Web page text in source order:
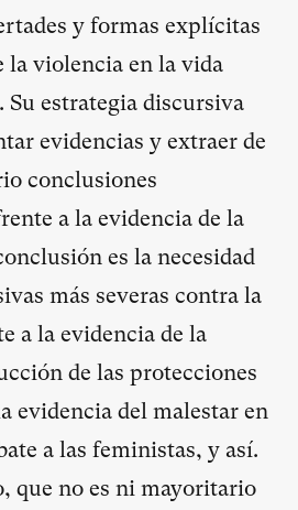
y formas explícitas
la violencia en la vida
estrategia discursiva
evidencias y extraer de
conclusiones
a la evidencia de la
es la necesidad
más severas contra la
a la evidencia de la
de las protecciones
evidencia del malestar en
a las feministas, y así.
que no es ni mayoritario